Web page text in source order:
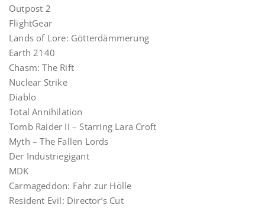
Outpost 2
FlightGear
Lands of Lore: Götterdämmerung
Earth 2140
Chasm: The Rift
Nuclear Strike
Diablo
Total Annihilation
Tomb Raider II – Starring Lara Croft
Myth – The Fallen Lords
Der Industriegigant
MDK
Carmageddon: Fahr zur Hölle
Resident Evil: Director’s Cut